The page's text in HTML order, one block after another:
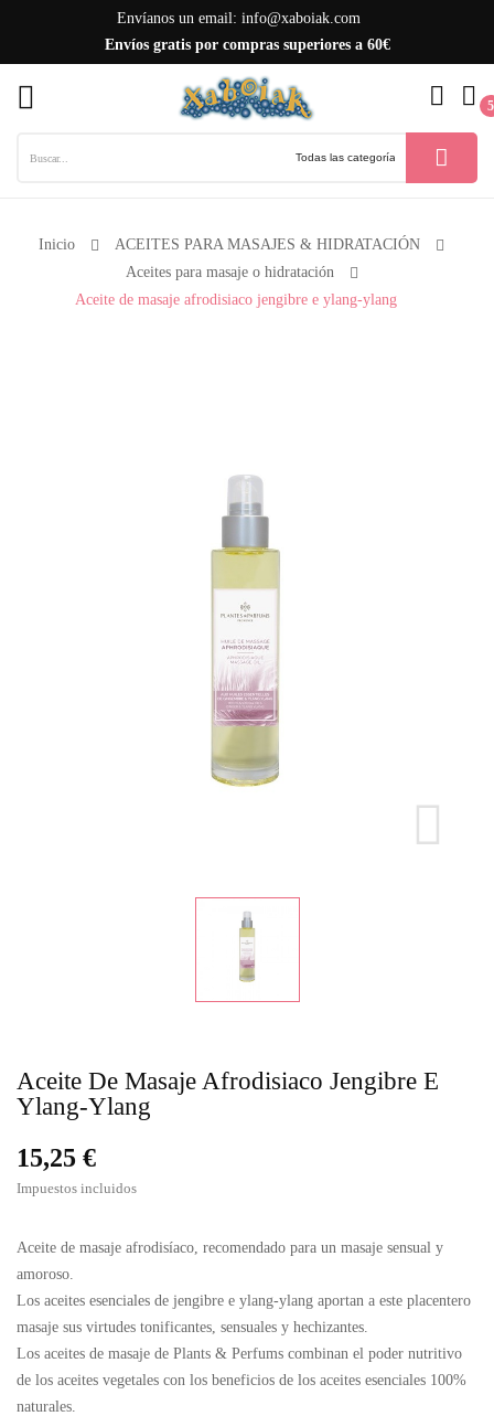
Envíanos un email: info@xaboiak.com
Envíos gratis por compras superiores a 60€
5
Inicio
ACEITES PARA MASAJES & HIDRATACIÓN
Aceites para masaje o hidratación
Aceite de masaje afrodisiaco jengibre e ylang-ylang
Aceite De Masaje Afrodisiaco Jengibre E
Ylang-Ylang
15,25 €
Impuestos incluidos
Aceite de masaje afrodisíaco, recomendado para un masaje sensual y
amoroso.
Los aceites esenciales de jengibre e ylang-ylang aportan a este placentero
masaje sus virtudes tonificantes, sensuales y hechizantes.
Los aceites de masaje de Plants & Perfums combinan el poder nutritivo
de los aceites vegetales con los beneficios de los aceites esenciales 100%
naturales.